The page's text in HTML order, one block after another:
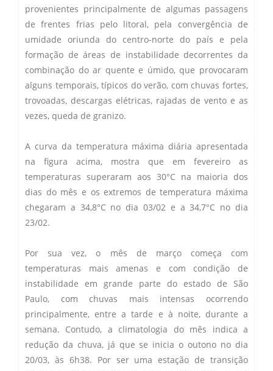
provenientes principalmente de algumas passagens
de frentes frias pelo litoral, pela convergência de
umidade oriunda do centro-norte do país e pela
formação de áreas de instabilidade decorrentes da
combinação do ar quente e úmido, que provocaram
alguns temporais, típicos do verão, com chuvas fortes,
trovoadas, descargas elétricas, rajadas de vento e as
vezes, queda de granizo.
A curva da temperatura máxima diária apresentada
na figura acima, mostra que em fevereiro as
temperaturas superaram aos 30°C na maioria dos
dias do mês e os extremos de temperatura máxima
chegaram a 34,8°C no dia 03/02 e a 34,7°C no dia
23/02.
Por sua vez, o mês de março começa com
temperaturas mais amenas e com condição de
instabilidade em grande parte do estado de São
Paulo, com chuvas mais intensas ocorrendo
principalmente, entre a tarde e à noite, durante a
semana. Contudo, a climatologia do mês indica a
redução da chuva, já que se inicia o outono no dia
20/03, às 6h38. Por ser uma estação de transição